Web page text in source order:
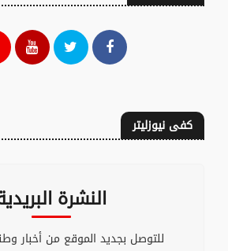
كفى نيوزليتر
النشرة
للتوصل بجديد الموقع من أخبار